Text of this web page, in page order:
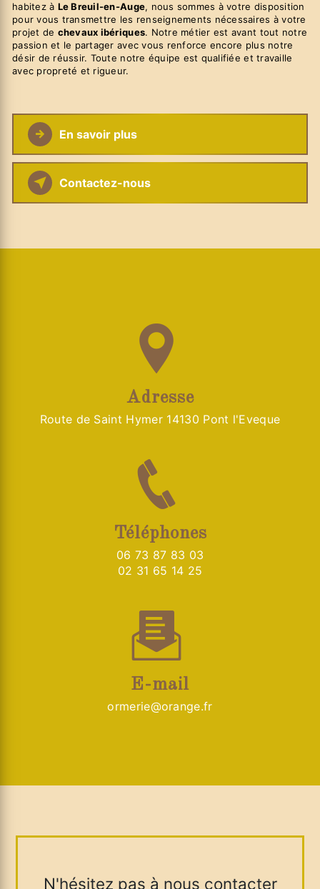
habitez à Le Breuil-en-Auge, nous sommes à votre disposition
pour vous transmettre les renseignements nécessaires à votre
projet de chevaux ibériques. Notre métier est avant tout notre
passion et le partager avec vous renforce encore plus notre
désir de réussir. Toute notre équipe est qualifiée et travaille
avec propreté et rigueur.
En savoir plus
Contactez-nous
Adresse
Route de Saint Hymer 14130 Pont l'Eveque
Téléphones
06 73 87 83 03
02 31 65 14 25
E-mail
ormerie@orange.fr
N'hésitez pas à nous contacter